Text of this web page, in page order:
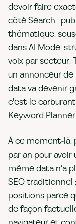
devoir faire
côté Search :
thématique,
dans AI Mode,
voix par secteur.
un annonceur
data va devenir
c'est le
Keyword
À ce moment-là,
par an pour
même data n'a
SEO traditionnel
positions parce
de façon